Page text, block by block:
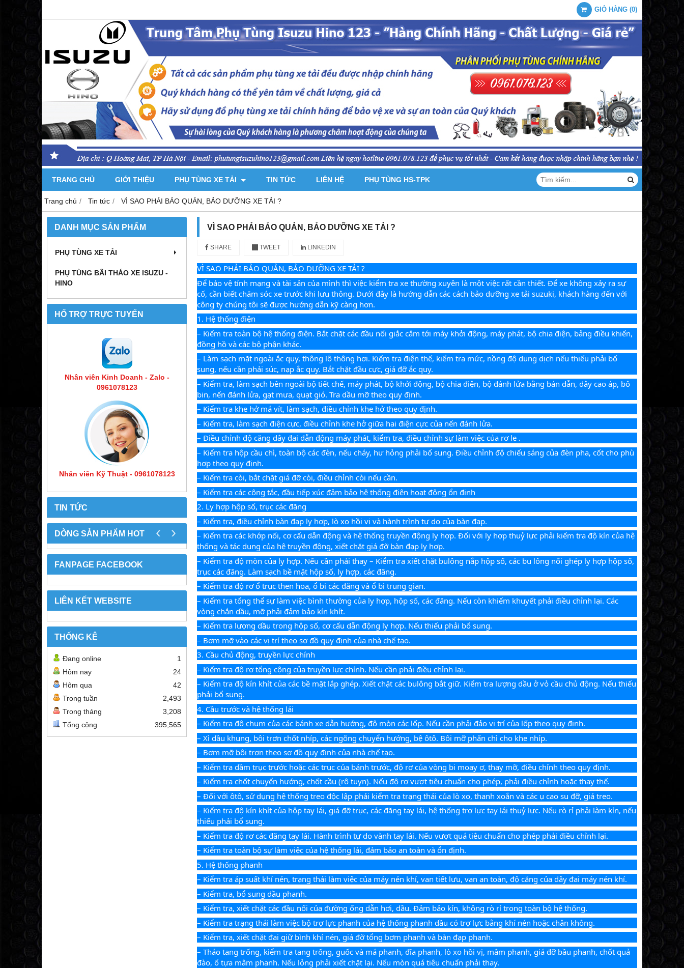
GIỎ HÀNG (0)
TRANG CHỦ GIỚI THIỆU PHỤ TÙNG XE TẢI TIN TỨC LIÊN HỆ PHỤ TÙNG HS-TPK
Trang chủ Tin tức VÌ SAO PHẢI BẢO QUẢN, BẢO DƯỠNG XE TẢI ?
DANH MỤC SẢN PHẨM
PHỤ TÙNG XE TẢI
PHỤ TÙNG BÃI THÁO XE ISUZU -
HINO
HỔ TRỢ TRỰC TUYẾN
Nhân viên Kinh Doanh - Zalo -
0961078123
Nhân viên Kỹ Thuật - 0961078123
TIN TỨC
DÒNG SẢN PHẨM HOT ‹ ›
FANPAGE FACEBOOK
LIÊN KẾT WEBSITE
THỐNG KÊ
Đang online
1
Hôm nay
24
Hôm qua
42
Trong tuần
2,493
Trong tháng
3,208
Tổng cộng
395,565
VÌ SAO PHẢI BẢO QUẢN, BẢO DƯỠNG XE TẢI ?
SHARE TWEET LINKEDIN
VÌ SAO PHẢI BẢO QUẢN, BẢO DƯỠNG XE TẢI ?
Để bảo vệ tính mạng và tài sản của mình thì việc kiểm tra xe thường xuyên là một việc rất cần thiết. Để xe không xảy ra sự
cố, cần biết chăm sóc xe trước khi lưu thông. Dưới đây là hướng dẫn các cách bảo dưỡng xe tải suzuki, khách hàng đến với
công ty chúng tôi sẽ được hướng dẫn kỹ càng hơn.
1. Hệ thống điện
– Kiểm tra toàn bộ hệ thống điện. Bắt chặt các đầu nối giắc cắm tới máy khởi động, máy phát, bộ chia điện, bảng điều khiển,
đồng hồ và các bộ phận khác.
– Làm sạch mặt ngoài ắc quy, thông lỗ thông hơi. Kiểm tra điện thế, kiểm tra mức, nồng độ dung dịch nếu thiếu phải bổ
sung, nếu cần phải súc, nạp ắc quy. Bắt chặt đầu cực, giá đỡ ắc quy.
– Kiểm tra, làm sạch bên ngoài bộ tiết chế, máy phát, bộ khởi động, bộ chia điện, bộ đánh lửa bằng bán dẫn, dây cao áp, bô
bin, nến đánh lửa, gạt mưa, quạt gió. Tra dầu mỡ theo quy định.
– Kiểm tra khe hở má vít, làm sạch, điều chỉnh khe hở theo quy định.
– Kiểm tra, làm sạch điện cực, điều chỉnh khe hở giữa hai điện cực của nến đánh lửa.
– Điều chỉnh độ căng dây đai dẫn động máy phát, kiểm tra, điều chỉnh sự làm việc của rơ le .
– Kiểm tra hộp cầu chì, toàn bộ các đèn, nếu cháy, hư hỏng phải bổ sung. Điều chỉnh độ chiếu sáng của đèn pha, cốt cho phù
hợp theo quy định.
– Kiểm tra còi, bắt chặt giá đỡ còi, điều chỉnh còi nếu cần.
– Kiểm tra các công tắc, đầu tiếp xúc đảm bảo hệ thống điện hoạt động ổn định
2. Ly hợp hộp số, trục các đăng
– Kiểm tra, điều chỉnh bàn đạp ly hợp, lò xo hồi vị và hành trình tự do của bàn đạp.
– Kiểm tra các khớp nối, cơ cấu dẫn động và hệ thống truyền động ly hợp. Đối với ly hợp thuỷ lực phải kiểm tra độ kín của hệ
thống và tác dụng của hệ truyền động, xiết chặt giá đỡ bàn đạp ly hợp.
– Kiểm tra độ mòn của ly hợp. Nếu cần phải thay – Kiểm tra xiết chặt bulông nắp hộp số, các bu lông nối ghép ly hợp hộp số,
trục các đăng. Làm sạch bề mặt hộp số, ly hợp, các đăng.
– Kiểm tra độ rơ ổ trục then hoa, ổ bi các đăng và ổ bi trung gian.
– Kiểm tra tổng thể sự làm việc bình thường của ly hợp, hộp số, các đăng. Nếu còn khiếm khuyết phải điều chỉnh lại. Các
vòng chắn dầu, mỡ phải đảm bảo kín khít.
– Kiểm tra lượng dầu trong hộp số, cơ cấu dẫn động ly hợp. Nếu thiếu phải bổ sung.
– Bơm mỡ vào các vị trí theo sơ đồ quy định của nhà chế tạo.
3. Cầu chủ động, truyền lực chính
– Kiểm tra độ rơ tổng cộng của truyền lực chính. Nếu cần phải điều chỉnh lại.
– Kiểm tra độ kín khít của các bề mặt lắp ghép. Xiết chặt các bulông bắt giữ. Kiểm tra lượng dầu ở vỏ cầu chủ động. Nếu thiếu
phải bổ sung.
4. Cầu trước và hệ thống lái
– Kiểm tra độ chụm của các bánh xe dẫn hướng, độ mòn các lốp. Nếu cần phải đảo vị trí của lốp theo quy định.
– Xì dầu khung, bôi trơn chốt nhíp, các ngõng chuyển hướng, bệ ôtô. Bôi mỡ phấn chì cho khe nhíp.
– Bơm mỡ bôi trơn theo sơ đồ quy định của nhà chế tạo.
– Kiểm tra dầm trục trước hoặc các trục của bánh trước, độ rơ của vòng bi moay ơ, thay mỡ, điều chỉnh theo quy định.
– Kiểm tra chốt chuyển hướng, chốt cầu (rô tuyn). Nếu độ rơ vượt tiêu chuẩn cho phép, phải điều chỉnh hoặc thay thế.
– Đối với ôtô, sử dụng hệ thống treo độc lập phải kiểm tra trạng thái của lò xo, thanh xoắn và các ụ cao su đỡ, giá treo.
– Kiểm tra độ kín khít của hộp tay lái, giá đỡ trục, các đăng tay lái, hệ thống trợ lực tay lái thuỷ lực. Nếu rò rỉ phải làm kín, nếu
thiếu phải bổ sung.
– Kiểm tra độ rơ các đăng tay lái. Hành trình tự do vành tay lái. Nếu vượt quá tiêu chuẩn cho phép phải điều chỉnh lại.
– Kiểm tra toàn bộ sự làm việc của hệ thống lái, đảm bảo an toàn và ổn định.
5. Hệ thống phanh
– Kiểm tra áp suất khí nén, trạng thái làm việc của máy nén khí, van tiết lưu, van an toàn, độ căng của dây đai máy nén khí.
– Kiểm tra, bổ sung dầu phanh.
– Kiểm tra, xiết chặt các đầu nối của đường ống dẫn hơi, dầu. Đảm bảo kín, không rò rỉ trong toàn bộ hệ thống.
– Kiểm tra trạng thái làm việc bộ trợ lực phanh của hệ thống phanh dầu có trợ lực bằng khí nén hoặc chân không.
– Kiểm tra, xiết chặt đai giữ bình khí nén, giá đỡ tổng bơm phanh và bàn đạp phanh.
– Tháo tang trống, kiểm tra tang trống, guốc và má phanh, đĩa phanh, lò xo hồi vị, mâm phanh, giá đỡ bầu phanh, chốt quả
đào, ổ tựa mâm phanh. Nếu lỏng phải xiết chặt lại. Nếu mòn quá tiêu chuẩn phải thay.